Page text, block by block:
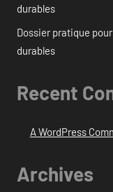
durables
Dossier pratique
durables
Recent
A WordPress
Archives